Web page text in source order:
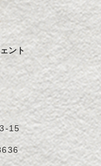
ント
15